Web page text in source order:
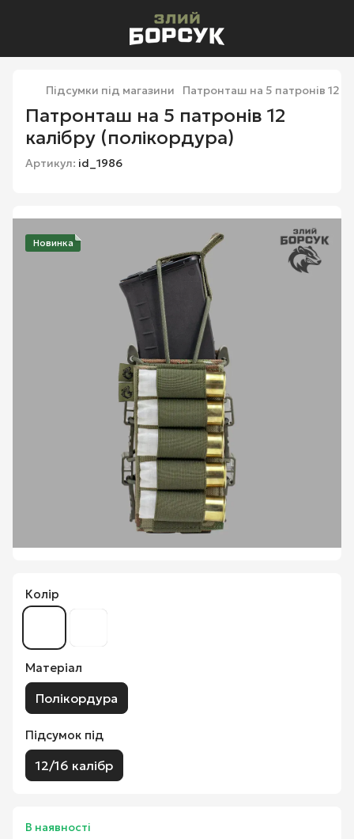
Підсумки під магазини Патронташ на 5 патронів 12
Патронташ на 5 патронів 12
калібру (полікордура)
Артикул: id_1986
Новинка
Колір
Матеріал
Полікордура
Підсумок під
12/16 калібр
В наявності